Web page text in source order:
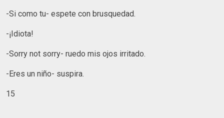
-Si como tu- espete con brusquedad.
-¡Idiota!
-Sorry not sorry- ruedo mis ojos irritado.
-Eres un niño- suspira.
15